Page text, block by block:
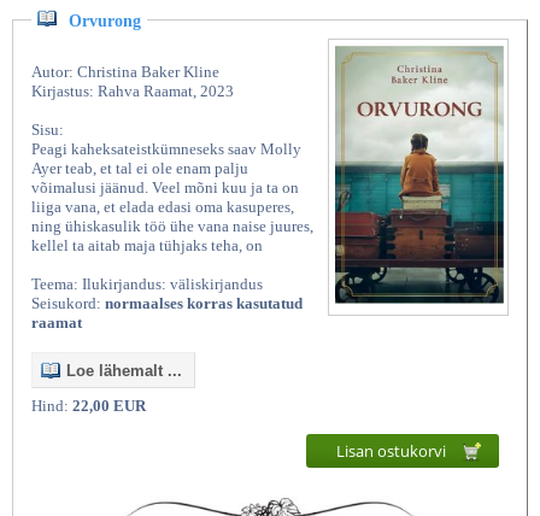
Orvurong
Autor: Christina Baker Kline
Kirjastus: Rahva Raamat, 2023
Sisu:
Peagi kaheksateistkümneseks saav Molly
Ayer teab, et tal ei ole enam palju
võimalusi jäänud. Veel mõni kuu ja ta on
liiga vana, et elada edasi oma kasuperes,
ning ühiskasulik töö ühe vana naise juures,
kellel ta aitab maja tühjaks teha, on
Teema: Ilukirjandus: väliskirjandus
Seisukord: normaalses korras kasutatud
raamat
Loe lähemalt ...
Hind: 22,00 EUR
Lisan ostukorvi